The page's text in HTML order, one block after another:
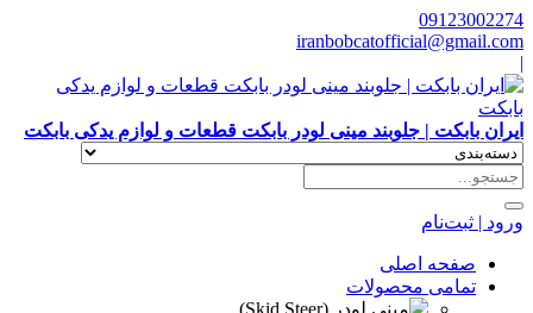
09123002274
iranbobcatofficial@gmail.com
|
ایران بابکت | جلوبند مینی لودر بابکت قطعات و لوازم یدکی بابکت
ورود | ثبت‌نام
صفحه اصلی
تمامی محصولات